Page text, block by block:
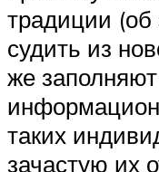
традиции
судить из
же
таких
зачастую их